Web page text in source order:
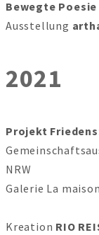
Bewegte Poesie
Ausstellung
2021
Projekt
NRW
Galerie La maison
Kreation RIO